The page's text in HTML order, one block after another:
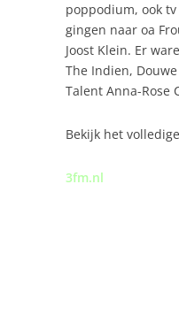
poppodium, ook
gingen naar oa
Joost Klein. Er
The Indien,
Talent Anna-Rose
Bekijk het
3fm.nl